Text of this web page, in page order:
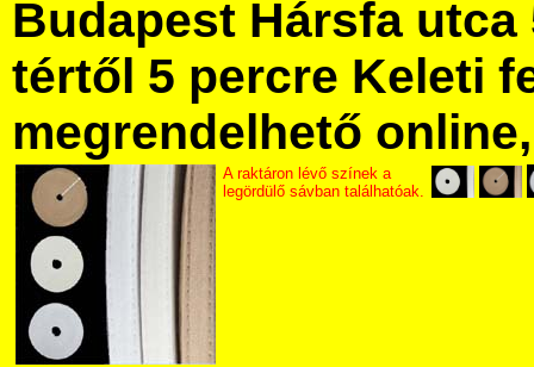
Budapest Hársfa utca
tértől 5 percre Keleti
megrendelhető
A raktáron lévő színek a
legördülő sávban találhatóak.